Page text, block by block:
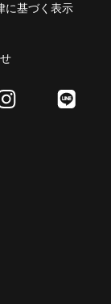
に基づく表示